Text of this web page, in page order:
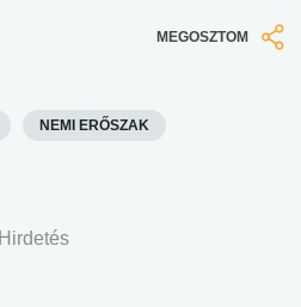
MEGOSZTOM
NEMI ERŐSZAK
Hirdetés